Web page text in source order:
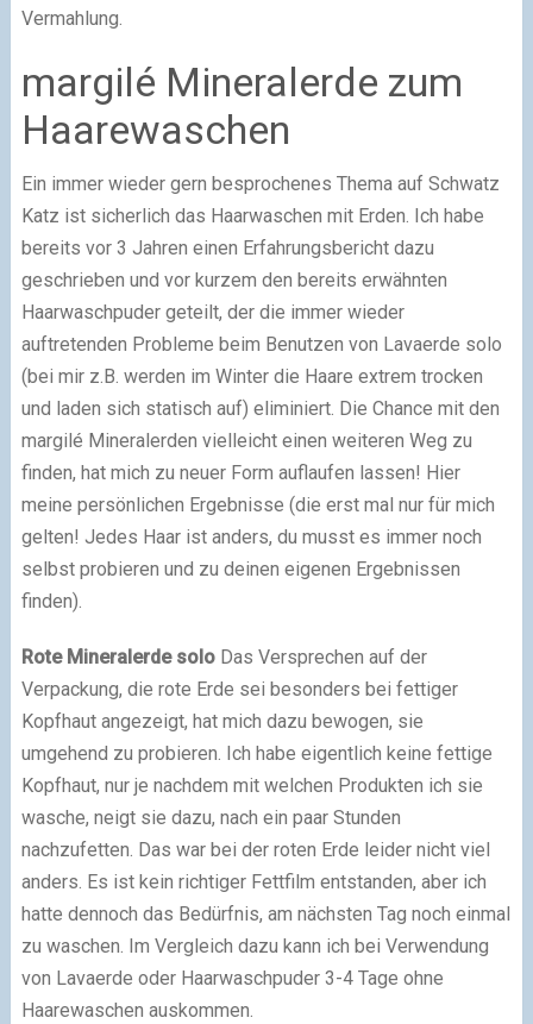
Vermahlung.
margilé Mineralerde zum
Haarewaschen
Ein immer wieder gern besprochenes Thema auf Schwatz
Katz ist sicherlich das Haarwaschen mit Erden. Ich habe
bereits vor 3 Jahren einen Erfahrungsbericht dazu
geschrieben und vor kurzem den bereits erwähnten
Haarwaschpuder geteilt, der die immer wieder
auftretenden Probleme beim Benutzen von Lavaerde solo
(bei mir z.B. werden im Winter die Haare extrem trocken
und laden sich statisch auf) eliminiert. Die Chance mit den
margilé Mineralerden vielleicht einen weiteren Weg zu
finden, hat mich zu neuer Form auflaufen lassen! Hier
meine persönlichen Ergebnisse (die erst mal nur für mich
gelten! Jedes Haar ist anders, du musst es immer noch
selbst probieren und zu deinen eigenen Ergebnissen
finden).
Rote Mineralerde soloDas Versprechen auf der
Verpackung, die rote Erde sei besonders bei fettiger
Kopfhaut angezeigt, hat mich dazu bewogen, sie
umgehend zu probieren. Ich habe eigentlich keine fettige
Kopfhaut, nur je nachdem mit welchen Produkten ich sie
wasche, neigt sie dazu, nach ein paar Stunden
nachzufetten. Das war bei der roten Erde leider nicht viel
anders. Es ist kein richtiger Fettfilm entstanden, aber ich
hatte dennoch das Bedürfnis, am nächsten Tag noch einmal
zu waschen. Im Vergleich dazu kann ich bei Verwendung
von Lavaerde oder Haarwaschpuder 3-4 Tage ohne
Haarewaschen auskommen.